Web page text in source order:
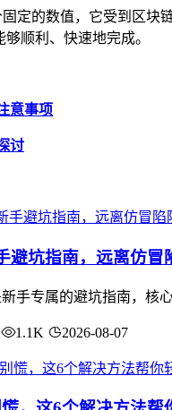
定的数值，它受到区
顺利、快速地完成。
意事项
讨
避坑指南，远离仿冒
手专属的避坑指南，核
1.1K 2026-08-07